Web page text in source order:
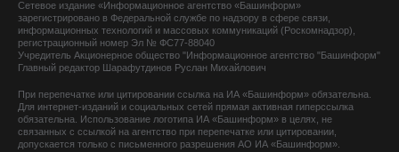
Сетевое издание «Информационное агентство «Башинформ»
зарегистрировано в Федеральной службе по надзору в сфере связи,
информационных технологий и массовых коммуникаций (Роскомнадзор),
регистрационный номер Эл № ФС77-88040
Учредитель Акционерное общество "Информационное агентство "Башинформ"
Главный редактор Шарафутдинов Руслан Михайлович
При перепечатке или цитировании ссылка на ИА «Башинформ» обязательна.
Для интернет-изданий и социальных сетей прямая активная гиперссылка
обязательна. Использование логотипа ИА «Башинформ» в целях, не
связанных с ссылкой на агентство при перепечатке или цитировании,
допускается только с письменного разрешения АО ИА «Башинформ».